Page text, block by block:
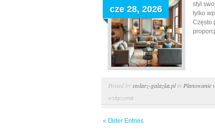
cze 28, 2026
styl
tylko
Często
Posted bystolarz-galazka.plin Planowanie
wyłączona
« Older Entries